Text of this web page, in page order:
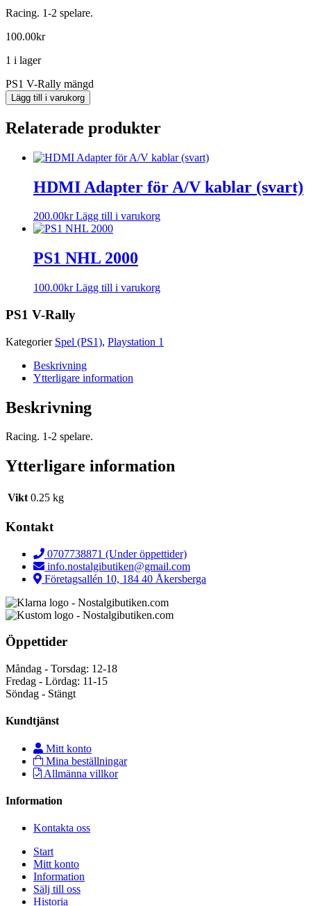
Racing. 1-2 spelare.
100.00kr
1 i lager
PS1 V-Rally mängd
Lägg till i varukorg
Relaterade produkter
HDMI Adapter för A/V kablar (svart)
200.00kr Lägg till i varukorg
PS1 NHL 2000
100.00kr Lägg till i varukorg
PS1 V-Rally
Kategorier Spel (PS1), Playstation 1
Beskrivning
Ytterligare information
Beskrivning
Racing. 1-2 spelare.
Ytterligare information
Vikt 0.25 kg
Kontakt
0707738871 (Under öppettider)
info.nostalgibutiken@gmail.com
Företagsallén 10, 184 40 Åkersberga
Öppettider
Måndag - Torsdag: 12-18
Fredag - Lördag: 11-15
Söndag - Stängt
Kundtjänst
Mitt konto
Mina beställningar
Allmänna villkor
Information
Kontakta oss
Start
Mitt konto
Information
Sälj till oss
Historia